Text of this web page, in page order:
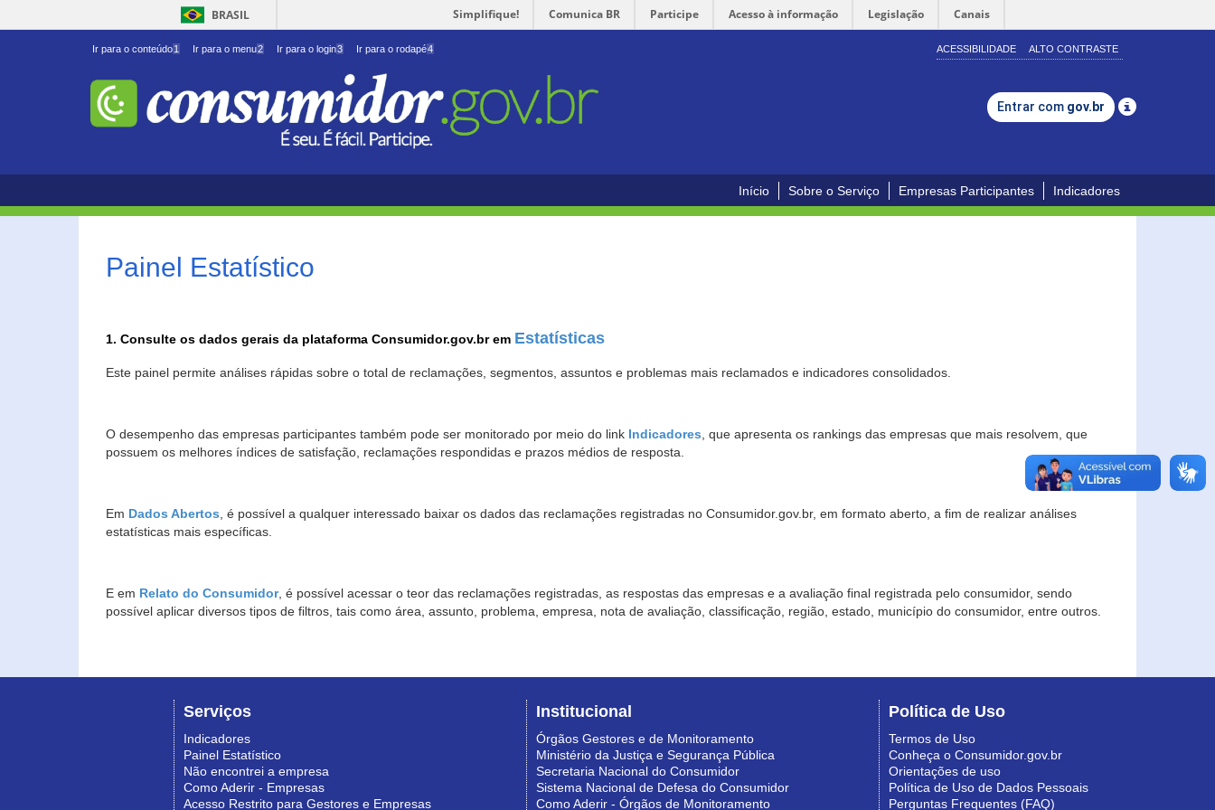
BRASIL Simplifique! Comunica BR Participe Acesso à informação Legislação Canais
Ir para o conteúdo1 Ir para o menu2 Ir para o login3 Ir para o rodapé4 ACESSIBILIDADE ALTO CONTRASTE
Entrar com gov.br
Início Sobre o Serviço Empresas Participantes Indicadores
Painel Estatístico
1. Consulte os dados gerais da plataforma Consumidor.gov.br em Estatísticas
Este painel permite análises rápidas sobre o total de reclamações, segmentos, assuntos e problemas mais reclamados e indicadores consolidados.
O desempenho das empresas participantes também pode ser monitorado por meio do link Indicadores, que apresenta os rankings das empresas que mais resolvem, que
possuem os melhores índices de satisfação, reclamações respondidas e prazos médios de resposta.
Em Dados Abertos, é possível a qualquer interessado baixar os dados das reclamações registradas no Consumidor.gov.br, em formato aberto, a fim de realizar análises
estatísticas mais específicas.
E em Relato do Consumidor, é possível acessar o teor das reclamações registradas, as respostas das empresas e a avaliação final registrada pelo consumidor, sendo
possível aplicar diversos tipos de filtros, tais como área, assunto, problema, empresa, nota de avaliação, classificação, região, estado, município do consumidor, entre outros.
Serviços
Indicadores
Painel Estatístico
Não encontrei a empresa
Como Aderir - Empresas
Acesso Restrito para Gestores e Empresas
Institucional
Órgãos Gestores e de Monitoramento
Ministério da Justiça e Segurança Pública
Secretaria Nacional do Consumidor
Sistema Nacional de Defesa do Consumidor
Como Aderir - Órgãos de Monitoramento
Política de Uso
Termos de Uso
Conheça o Consumidor.gov.br
Orientações de uso
Política de Uso de Dados Pessoais
Perguntas Frequentes (FAQ)